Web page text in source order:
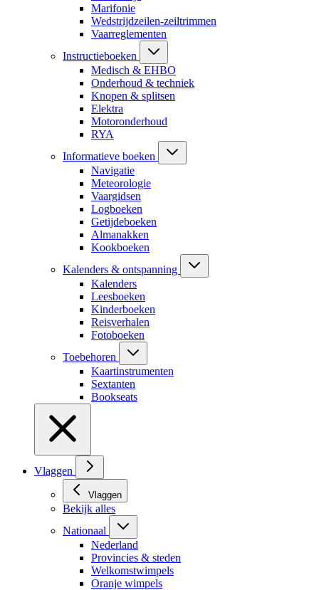
Marifonie
Wedstrijdzeilen-zeiltrimmen
Vaarreglementen
Instructieboeken
Medisch & EHBO
Onderhoud & techniek
Knopen & splitsen
Elektra
Motoronderhoud
RYA
Informatieve boeken
Navigatie
Meteorologie
Vaargidsen
Logboeken
Getijdeboeken
Almanakken
Kookboeken
Kalenders & ontspanning
Kalenders
Leesboeken
Kinderboeken
Reisverhalen
Fotoboeken
Toebehoren
Kaartinstrumenten
Sextanten
Bookseats
Vlaggen
Vlaggen
Bekijk alles
Nationaal
Nederland
Provincies & steden
Welkomstwimpels
Oranje wimpels